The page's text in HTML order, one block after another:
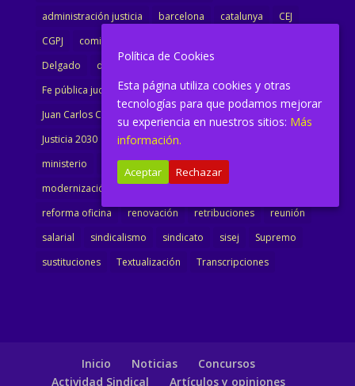
administración justicia
barcelona catalunya
CEJ
CGPJ
comisión
Delgado
dimisión
Fe pública judicial
Formación
gobierno
Juan Carlos Campo
Jurisprudencia
justicia
Justicia 2030
LAJ letrados
ministerio
Ministra Justicia
Ministro de Justicia
modernización
noticias Portavoz
reforma oficina
renovación retribuciones
reunión
salarial
sindicalismo sindicato sisej
Supremo
sustituciones
Textualización Transcripciones
Inicio Noticias
Concursos
Actividad Sindical
Artículos y opiniones
Política de Cookies
Esta página utiliza cookies y otras
tecnologías para que podamos mejorar
su experiencia en nuestros sitios: Más
información.
Aceptar Rechazar